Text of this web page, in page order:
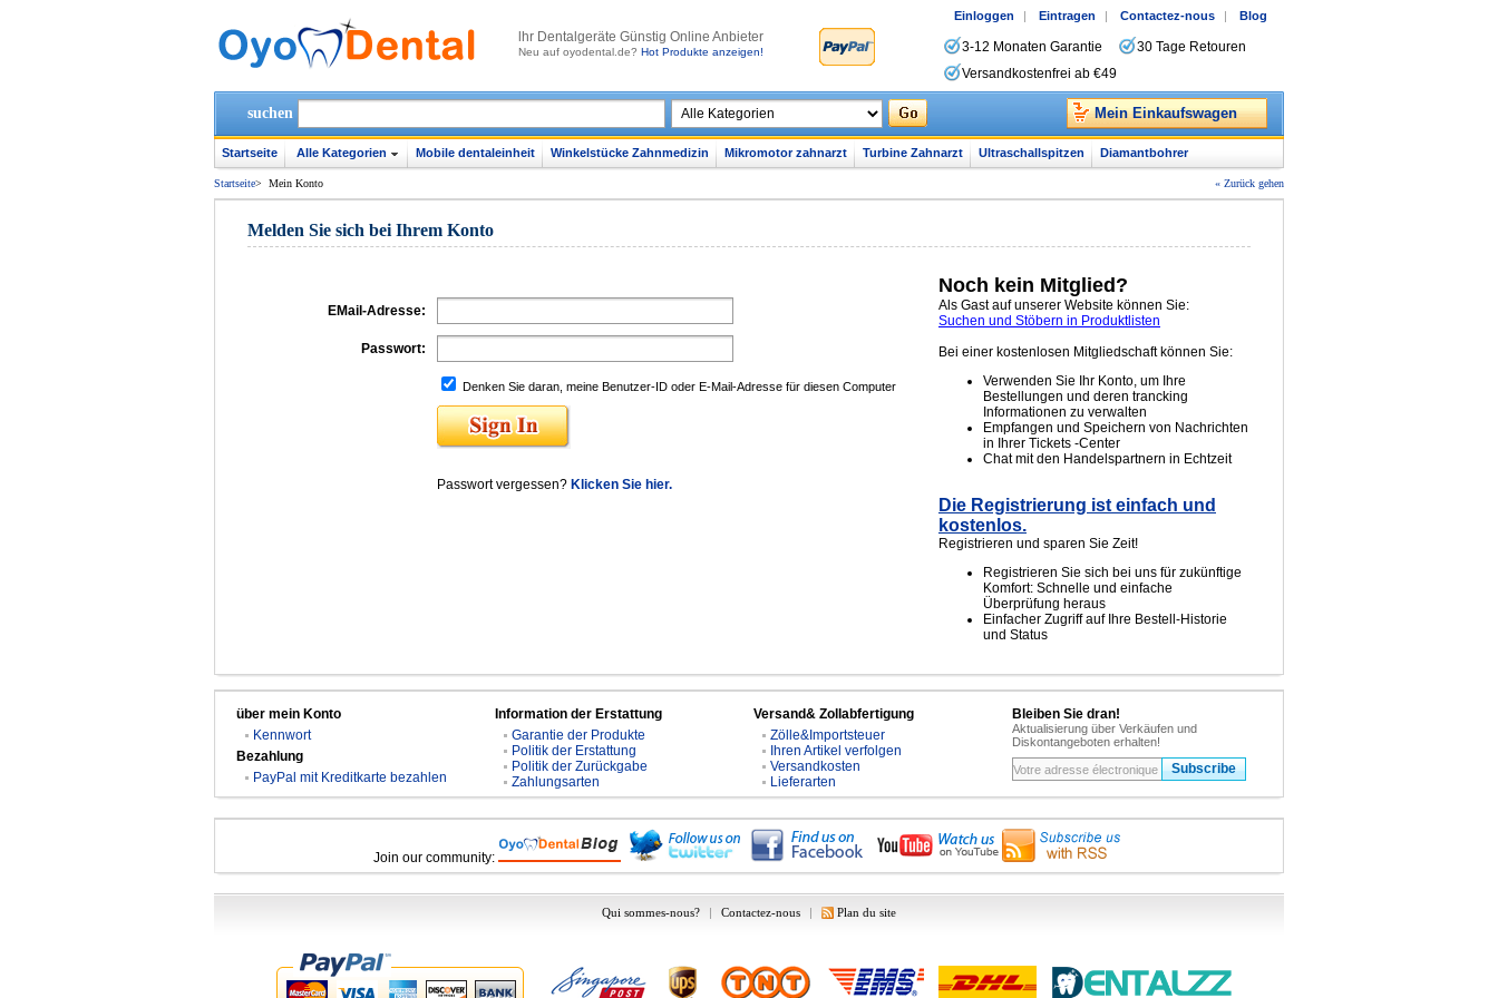
lhr Dentalgeräte Günstig Online Anbieter
Neu auf oyodental.de? Hot Produkte anzeigen!
Einloggen | Eintragen | Contactez-nous | Blog
3-12 Monaten Garantie
30 Tage Retouren
Versandkostenfrei ab €49
suchen Mein Einkaufswagen
Startseite Alle Kategorien Mobile dentaleinheit Winkelstücke Zahnmedizin Mikromotor zahnarzt Turbine Zahnarzt Ultraschallspitzen Diamantbohrer
Startseite> Mein Konto « Zurück gehen
Melden Sie sich bei Ihrem Konto
EMail-Adresse:
Passwort:
Denken Sie daran, meine Benutzer-ID oder E-Mail-Adresse für diesen Computer
Passwort vergessen? Klicken Sie hier.
Noch kein Mitglied?
Als Gast auf unserer Website können Sie:
Suchen und Stöbern in Produktlisten
Bei einer kostenlosen Mitgliedschaft können Sie:
Verwenden Sie Ihr Konto, um Ihre
Bestellungen und deren trancking
Informationen zu verwalten
Empfangen und Speichern von Nachrichten
in Ihrer Tickets -Center
Chat mit den Handelspartnern in Echtzeit
Die Registrierung ist einfach und
kostenlos.
Registrieren und sparen Sie Zeit!
Registrieren Sie sich bei uns für zukünftige
Komfort: Schnelle und einfache
Überprüfung heraus
Einfacher Zugriff auf Ihre Bestell-Historie
und Status
über mein Konto
Kennwort
Bezahlung
PayPal mit Kreditkarte bezahlen
Information der Erstattung
Garantie der Produkte
Politik der Erstattung
Politik der Zurückgabe
Zahlungsarten
Versand& Zollabfertigung
Zölle&Importsteuer
Ihren Artikel verfolgen
Versandkosten
Lieferarten
Bleiben Sie dran!
Aktualisierung über Verkäufen und
Diskontangeboten erhalten!
Join our community:
Qui sommes-nous? | Contactez-nous | Plan du site